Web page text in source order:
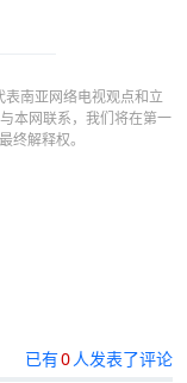
南亚网络电视观点和立
本网联系，我们将在第一
终解释权。
已有0人发表了评论